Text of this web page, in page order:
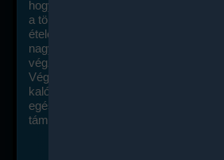
hogy a kalóriaszámolás mennyire
a többi diétához képest. Itt nincsenek
ételek és a megengedett kalóriabevitelt
nagymértékben növelheted ha
végzel.
Végül, de nem utolsó sorban, a
kalóriaszámolás módszerét a legtöbb
egészségügyi szakorvos ajánlja és
támogatja.